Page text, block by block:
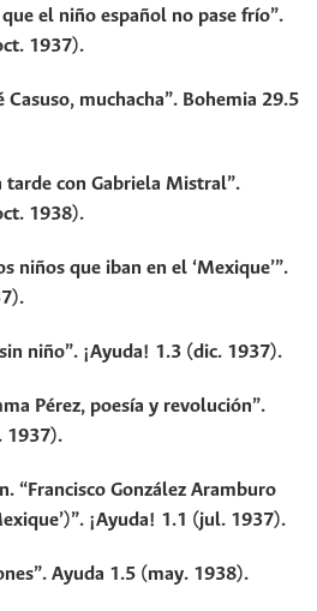
el niño español no pase frío”.
1937).
Casuso, muchacha”. Bohemia 29.5
tarde con Gabriela Mistral”.
1938).
niños que iban en el ‘Mexique’”.
niño”. ¡Ayuda! 1.3 (dic. 1937).
Pérez, poesía y revolución”.
1937).
“Francisco González Aramburo
¡Ayuda! 1.1 (jul. 1937).
Ayuda 1.5 (may. 1938).